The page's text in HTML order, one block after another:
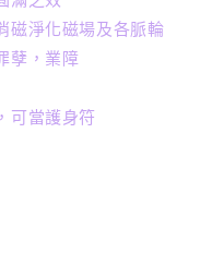
磁淨化磁場及各脈輪
孽，業障
可當護身符